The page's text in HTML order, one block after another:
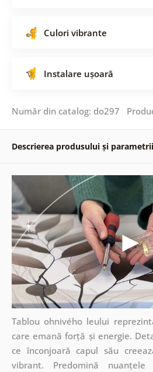
Culori vibrante
Instalare ușoară
Număr din catalog: do297
Descrierea produsului și parametrii
Tablou ohnivého leului
care emană forță și energie.
ce înconjoară capul său
vibrant. Predomină